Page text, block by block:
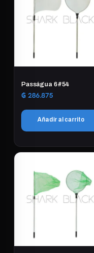
Passágua 6#54
₲ 286.875
Añadir al carrito